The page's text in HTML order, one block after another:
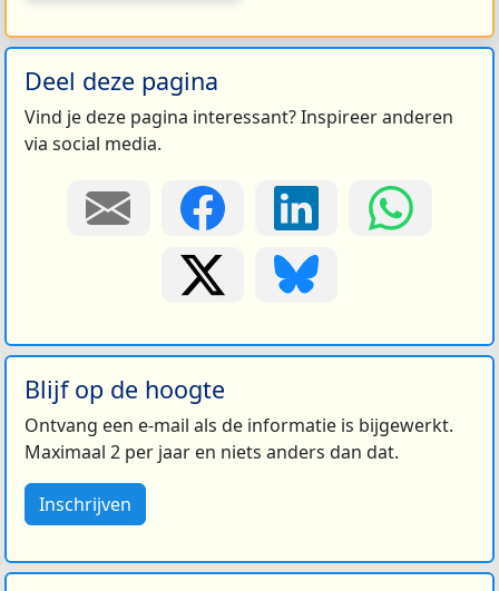
Deel deze pagina
Vind je deze pagina interessant? Inspireer anderen
via social media.
Blijf op de hoogte
Ontvang een e-mail als de informatie is bijgewerkt.
Maximaal 2 per jaar en niets anders dan dat.
Inschrijven